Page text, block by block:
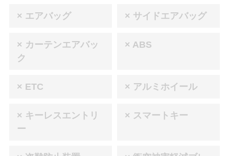
× エアバッグ × サイドエアバッグ
× カーテンエアバッ
ク
× ABS
× ETC × アルミホイール
× キーレスエントリ
ー
× スマートキー